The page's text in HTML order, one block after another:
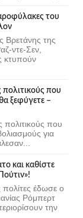
του
Βρετάνης της
ντε-Σεν,
κτυπούν
που
ξεφύγετε –
που
για
και καθίστε
έδωσε ο
Ρόμπερτ
την